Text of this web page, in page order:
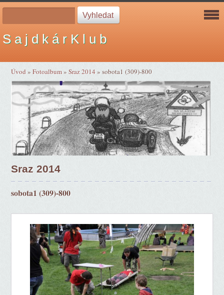
S a j d k á r K l u b
Úvod »Fotoalbum»Sraz 2014»sobota1 (309)-800
Sraz 2014
sobota1 (309)-800